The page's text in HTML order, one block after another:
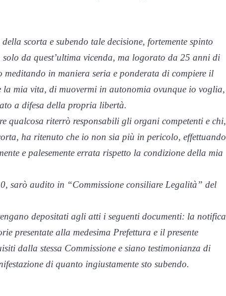
scorta e subendo tale decisione, fortemente spinto
solo da quest’ultima vicenda, ma logorato da 25 anni di
meditando in maniera seria e ponderata di compiere il
mia vita, di muovermi in autonomia ovunque io voglia,
a difesa della propria libertà.
qualcosa riterrò responsabili gli organi competenti e chi,
ha ritenuto che io non sia più in pericolo, effettuando
e palesemente errata rispetto la condizione della mia
sarò audito in “Commissione consiliare Legalità” del
depositati agli atti i seguenti documenti: la notifica
presentate alla medesima Prefettura e il presente
dalla stessa Commissione e siano testimonianza di
di quanto ingiustamente sto subendo.